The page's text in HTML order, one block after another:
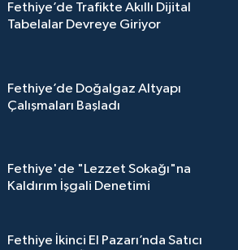
Fethiye’de Trafikte Akıllı Dijital
Tabelalar Devreye Giriyor
Fethiye’de Doğalgaz Altyapı
Çalışmaları Başladı
Fethiye'de "Lezzet Sokağı"na
Kaldırım İşgali Denetimi
Fethiye İkinci El Pazarı’nda Satıcı